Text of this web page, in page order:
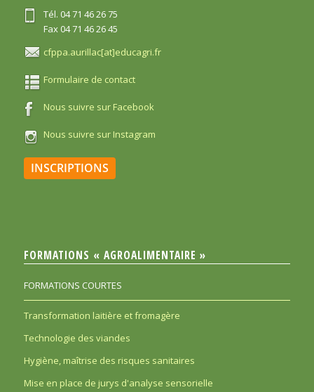
Tél. 04 71 46 26 75
Fax 04 71 46 26 45
cfppa.aurillac[at]educagri.fr
Formulaire de contact
Nous suivre sur Facebook
Nous suivre sur Instagram
INSCRIPTIONS
FORMATIONS « AGROALIMENTAIRE »
FORMATIONS COURTES
Transformation laitière et fromagère
Technologie des viandes
Hygiène, maîtrise des risques sanitaires
Mise en place de jurys d'analyse sensorielle